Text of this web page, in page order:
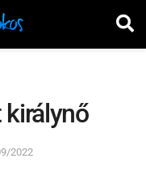
királynő
2022